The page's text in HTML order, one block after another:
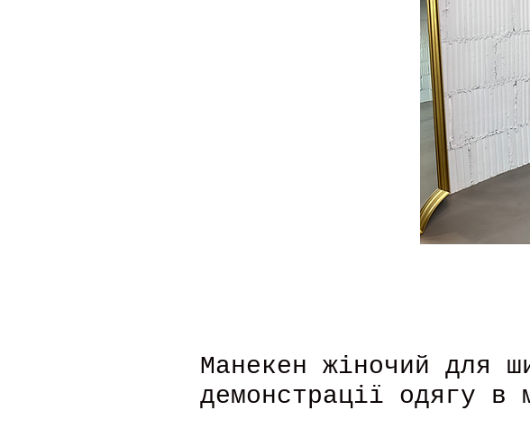
Манекен жіночий для
демонстрації одягу в